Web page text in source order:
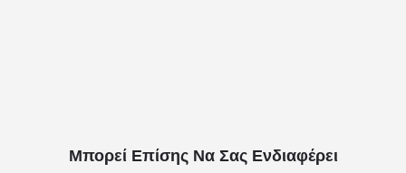
Μπορεί Επίσης Να Σας Ενδιαφέρει